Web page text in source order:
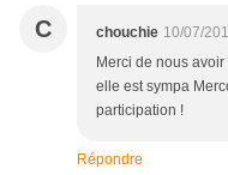
C chouchie 10/07/
Merci de nous
elle est sympa
participation !
Répondre